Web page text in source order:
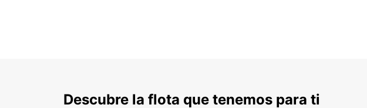
Descubre la flota que tenemos para ti